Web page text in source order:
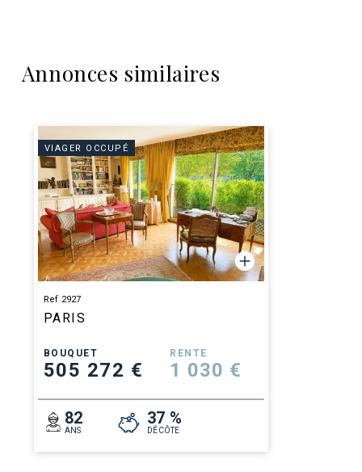
Annonces similaires
VIAGER OCCUPÉ
Ref 2927
PARIS
BOUQUET
505 272 €
RENTE
1 030 €
82
ANS
37 %
DÉCÔTE